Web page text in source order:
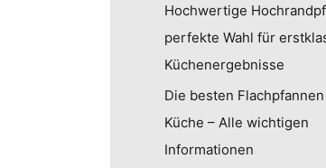
Hochwertige
perfekte Wahl für
Küchenergebnisse
Die besten
Küche – Alle wichtigen
Informationen